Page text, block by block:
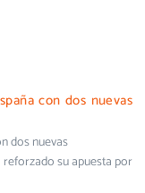
con dos nuevas
dos nuevas
su apuesta por